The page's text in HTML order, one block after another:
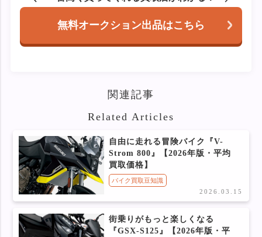
無料オークション出品はこちら
関連記事
Related Articles
自由に走れる冒険バイク『V-
Strom 800』【2026年版・平均
買取価格】
バイク買取豆知識
2026.03.15
街乗りがもっと楽しくなる
『GSX-S125』【2026年版・平